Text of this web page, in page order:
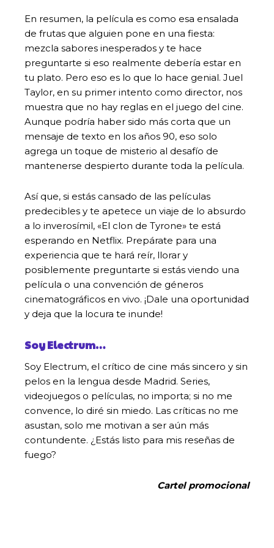
En resumen, la película es como esa ensalada
de frutas que alguien pone en una fiesta:
mezcla sabores inesperados y te hace
preguntarte si eso realmente debería estar en
tu plato. Pero eso es lo que lo hace genial. Juel
Taylor, en su primer intento como director, nos
muestra que no hay reglas en el juego del cine.
Aunque podría haber sido más corta que un
mensaje de texto en los años 90, eso solo
agrega un toque de misterio al desafío de
mantenerse despierto durante toda la película.
Así que, si estás cansado de las películas
predecibles y te apetece un viaje de lo absurdo
a lo inverosímil, «El clon de Tyrone» te está
esperando en Netflix. Prepárate para una
experiencia que te hará reír, llorar y
posiblemente preguntarte si estás viendo una
película o una convención de géneros
cinematográficos en vivo. ¡Dale una oportunidad
y deja que la locura te inunde!
Soy Electrum…
Soy Electrum, el crítico de cine más sincero y sin
pelos en la lengua desde Madrid. Series,
videojuegos o películas, no importa; si no me
convence, lo diré sin miedo. Las críticas no me
asustan, solo me motivan a ser aún más
contundente. ¿Estás listo para mis reseñas de
fuego?
Cartel promocional